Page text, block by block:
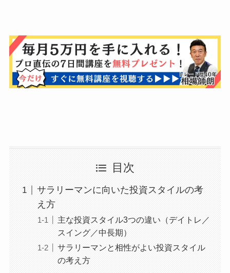
目次
サラリーマンに向いた投資スタイルの考
え方
主な投資スタイル3つの違い（デイトレ／
スイング／中長期）
サラリーマンと相性がよい投資スタイル
の考え方